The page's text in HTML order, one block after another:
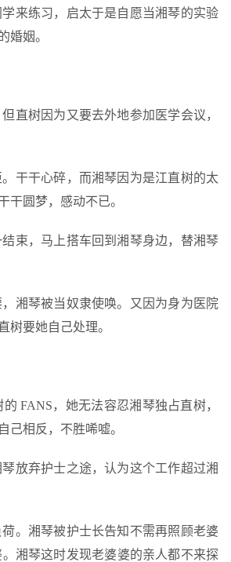
来练习，启太于是自愿当湘琴的实验
婚姻。
直树因为又要去外地参加医学会议，
干干心碎，而湘琴因为是江直树的太
干圆梦，感动不已。
束，马上搭车回到湘琴身边，替湘琴
湘琴被当奴隶使唤。又因为身为医院
树要她自己处理。
FANS，她无法容忍湘琴独占直树，
己相反，不胜唏嘘。
放弃护士之途，认为这个工作超过湘
。湘琴被护士长告知不需再照顾老婆
湘琴这时发现老婆婆的亲人都不来探